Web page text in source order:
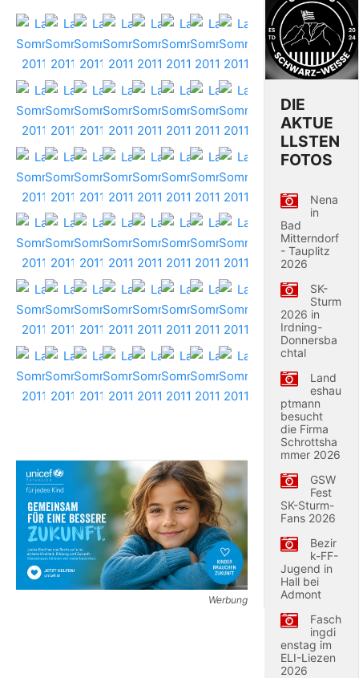
Werbung
DIE
AKTUE
LLSTEN
FOTOS
Nena
in
Bad
Mitterndorf
- Tauplitz
2026
SK-
Sturm
2026 in
Irdning-
Donnersba
chtal
Land
eshau
ptmann
besucht
die Firma
Schrottsha
mmer 2026
GSW
Fest
SK-Sturm-
Fans 2026
Bezir
k-FF-
Jugend in
Hall bei
Admont
Fasch
ingdi
enstag im
ELI-Liezen
2026